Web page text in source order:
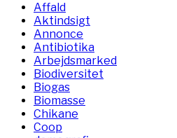
Affald
Aktindsigt
Annonce
Antibiotika
Arbejdsmarked
Biodiversitet
Biogas
Biomasse
Chikane
Coop